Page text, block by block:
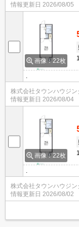
情報更新日 2026/08/05
画像：22枚
株式会社タウンハウジ
情報更新日 2026/08/04
画像：22枚
株式会社タウンハウジ
情報更新日 2026/08/02